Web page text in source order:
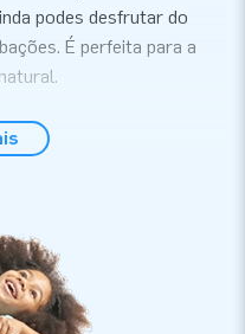
podes desfrutar do
É perfeita para a
bolha insuflável
o insuflador interno.
Ótimo, não é mesmo?
e relaxa. Vais ver:
bolha.